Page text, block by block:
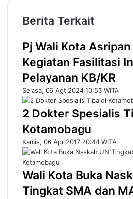
Berita Terkait
Pj Wali Kota
Kegiatan Fasilitasi
Pelayanan KB/KR
Selasa, 06 Agt 2024 10:53 WITA
2 Dokter Spesialis
Kotamobagu
Kamis, 06 Apr 2017 20:44 WITA
Wali Kota Buka
Tingkat SMA dan